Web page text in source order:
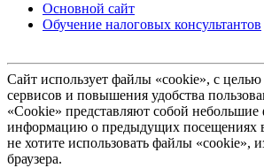
Основной сайт
Обучение налоговых консультантов
Сайт использует файлы «cookie», с
сервисов и повышения удобства
«Cookie» представляют собой
информацию о предыдущих посещениях
не хотите использовать файлы «cookie»,
браузера.